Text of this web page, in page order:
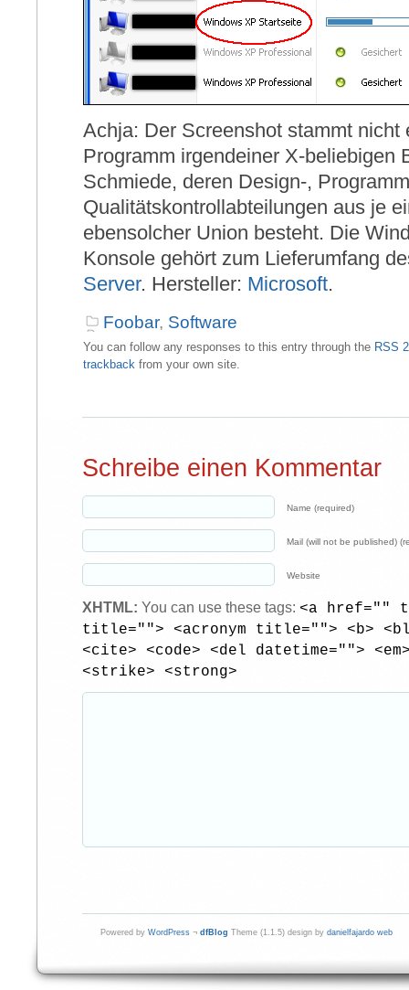
Achja: Der Screenshot stammt nicht
Programm irgendeiner X-beliebigen
Schmiede, deren Design-,
Qualitätskontrollabteilungen aus je
ebensolcher Union besteht. Die
Konsole gehört zum Lieferumfang
Server. Hersteller: Microsoft.
Foobar, Software
You can follow any responses to this entry through the RSS
trackback from your own site.
Schreibe einen Kommentar
Name (required)
Mail (will not be published)
Website
XHTML: You can use these tags: <a href=""
title=""> <acronym title=""> <b>
<cite> <code> <del datetime="">
<strike> <strong>
Powered by WordPress ¬ dfBlog Theme (1.1.5) design by danielfajardo web